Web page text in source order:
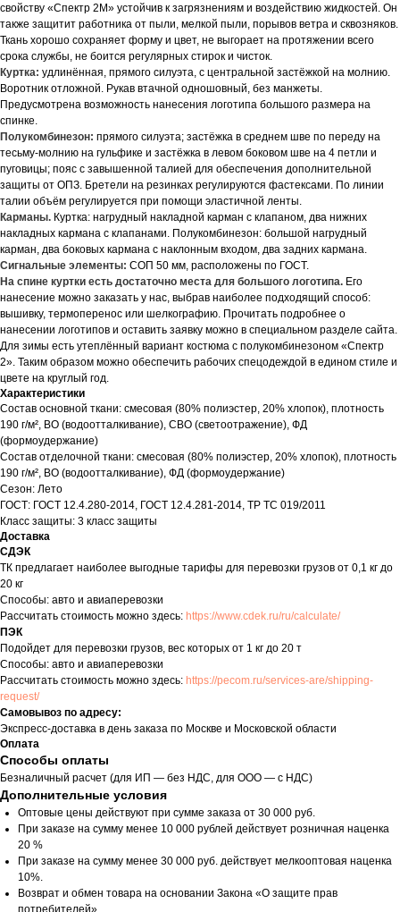
свойству «Спектр 2М» устойчив к загрязнениям и воздействию жидкостей. Он
также защитит работника от пыли, мелкой пыли, порывов ветра и сквозняков.
Ткань хорошо сохраняет форму и цвет, не выгорает на протяжении всего
срока службы, не боится регулярных стирок и чисток.
Куртка: удлинённая, прямого силуэта, с центральной застёжкой на молнию.
Воротник отложной. Рукав втачной одношовный, без манжеты.
Предусмотрена возможность нанесения логотипа большого размера на
спинке.
Полукомбинезон: прямого силуэта; застёжка в среднем шве по переду на
тесьму-молнию на гульфике и застёжка в левом боковом шве на 4 петли и
пуговицы; пояс с завышенной талией для обеспечения дополнительной
защиты от ОПЗ. Бретели на резинках регулируются фастексами. По линии
талии объём регулируется при помощи эластичной ленты.
Карманы. Куртка: нагрудный накладной карман с клапаном, два нижних
накладных кармана с клапанами. Полукомбинезон: большой нагрудный
карман, два боковых кармана с наклонным входом, два задних кармана.
Сигнальные элементы: СОП 50 мм, расположены по ГОСТ.
На спине куртки есть достаточно места для большого логотипа. Его
нанесение можно заказать у нас, выбрав наиболее подходящий способ:
вышивку, термоперенос или шелкографию. Прочитать подробнее о
нанесении логотипов и оставить заявку можно в специальном разделе сайта.
Для зимы есть утеплённый вариант костюма с полукомбинезоном «Спектр
2». Таким образом можно обеспечить рабочих спецодеждой в едином стиле и
цвете на круглый год.
Характеристики
Состав основной ткани: смесовая (80% полиэстер, 20% хлопок), плотность
190 г/м², ВО (водоотталкивание), СВО (светоотражение), ФД
(формоудержание)
Состав отделочной ткани: смесовая (80% полиэстер, 20% хлопок), плотность
190 г/м², ВО (водоотталкивание), ФД (формоудержание)
Сезон: Лето
ГОСТ: ГОСТ 12.4.280-2014, ГОСТ 12.4.281-2014, ТР ТС 019/2011
Класс защиты: 3 класс защиты
Доставка
СДЭК
ТК предлагает наиболее выгодные тарифы для перевозки грузов от 0,1 кг до
20 кг
Способы: авто и авиаперевозки
Рассчитать стоимость можно здесь: https://www.cdek.ru/ru/calculate/
ПЭК
Подойдет для перевозки грузов, вес которых от 1 кг до 20 т
Способы: авто и авиаперевозки
Рассчитать стоимость можно здесь: https://pecom.ru/services-are/shipping-
request/
Самовывоз по адресу:
Экспресс-доставка в день заказа по Москве и Московской области
Оплата
Способы оплаты
Безналичный расчет (для ИП — без НДС, для ООО — с НДС)
Дополнительные условия
Оптовые цены действуют при сумме заказа от 30 000 руб.
При заказе на сумму менее 10 000 рублей действует розничная наценка
20 %
При заказе на сумму менее 30 000 руб. действует мелкооптовая наценка
10%.
Возврат и обмен товара на основании Закона «О защите прав